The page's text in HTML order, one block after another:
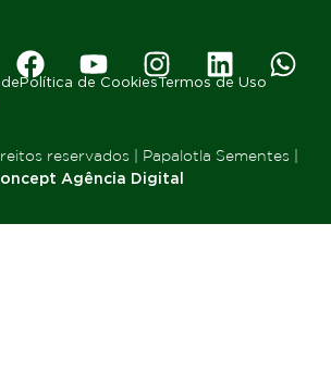
Política de CookiesTermos de Uso
reservados | Papalotla Sementes |
Agência Digital